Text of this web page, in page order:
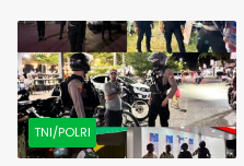
TNI/POLRI